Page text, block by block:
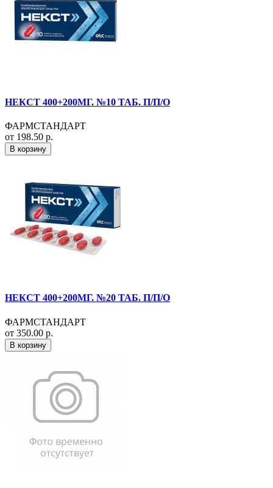
НЕКСТ 400+200МГ. №10 ТАБ. П/П/О
ФАРМСТАНДАРТ
от 198.50 р.
В корзину
НЕКСТ 400+200МГ. №20 ТАБ. П/П/О
ФАРМСТАНДАРТ
от 350.00 р.
В корзину